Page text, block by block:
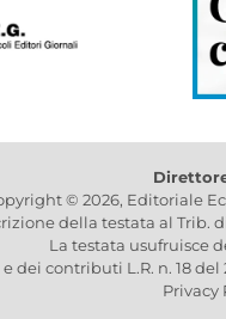
© 2026, Editoriale
della testata al Trib.
La testata usufruisce
e dei contributi L.R. n. 18
Privacy